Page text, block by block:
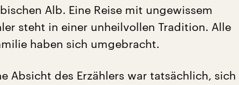
Alb. Eine Reise mit ungewissem
steht in einer unheilvollen Tradition. Alle
haben sich umgebracht.
Absicht des Erzählers war tatsächlich, sich